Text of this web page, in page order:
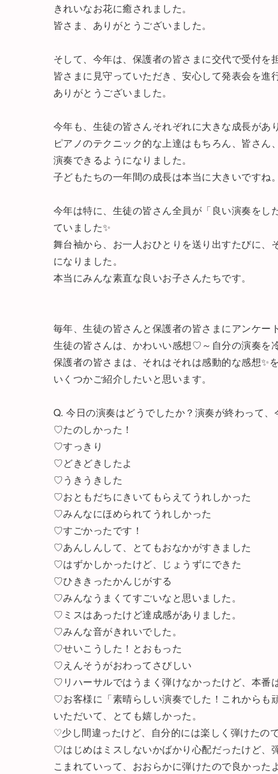
きれいなお花に癒されました。
皆さま、ありがとうございました。
そして、今年は、保護者の皆さまに交代で受付を
皆さまに見守っていただき、安心して発表会を進
ありがとうございました。
今年も、生徒の皆さんそれぞれに大きな成長があ
ピアノのテクニック的な上達はもちろん、皆さん
演奏できるようになりました。
子どもたちの一年間の成長は本当に大きいですね。
今年は特に、生徒の皆さん全員が「良い演奏をし
ていました✨
舞台袖から、お一人おひとりを送り出すたびに、
になりました。
本当にみんな素直な良いお子さんたちです。
毎年、生徒の皆さんと保護者の皆さまにアンケー
生徒の皆さんは、かわいい感想♡～自分の演奏を
保護者の皆さまは、それはそれは感動的な感想✨
いくつかご紹介したいと思います。
Q. 今日の演奏はどうでしたか？演奏が終わって、
♡たのしかった！
♡すっきり
♡どきどきしたよ
♡うきうきした
♡おともだちにきいてもらえてうれしかった
♡みんなにほめられてうれしかった
♡すごかったです！
♡あんしんして、とてもおなかがすきました
♡はずかしかったけど、じょうずにできた
♡ひききったかんじがする
♡みんなうまくてすごいなと思いました。
♡ミスはあったけど達成感がありました。
♡みんな音がきれいでした。
♡せいこうした！とおもった
♡えんそうがおわってさびしい
♡リハーサルではうまく弾けなかったけど、本番
♡お客様に「素晴らしい演奏でした！これからも
いただいて、とても嬉しかった。
♡少し間違ったけど、自分的には楽しく弾けたので
♡はじめはミスしないかばかり心配だったけど、
こまれていって、おおらかに弾けたので良かったよ